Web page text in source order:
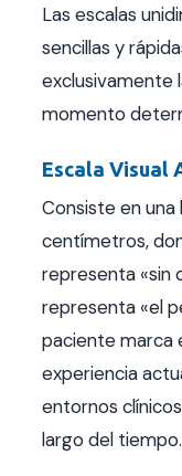
Las escalas
sencillas y
exclusivamente
momento
Escala Visual
Consiste en una
centímetros,
representa «sin
representa «el
paciente marca
experiencia
entornos
largo del tiempo.